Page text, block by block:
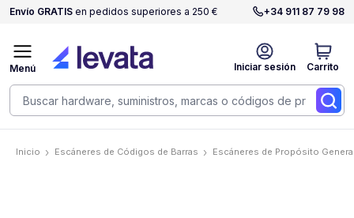
Envío GRATIS en pedidos superiores a 250 € +34 911 87 79 98
Iniciar sesión Carrito
Menú
Inicio Escáneres de Códigos de Barras Escáneres de Propósito